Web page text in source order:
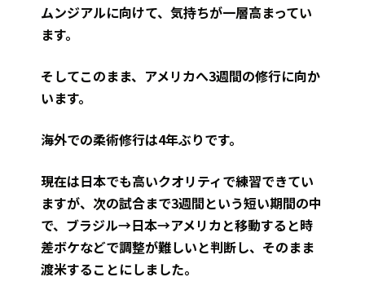
ムンジアルに向けて、気持ちが一層高まってい
ます。
そしてこのまま、アメリカへ3週間の修行に向か
います。
海外での柔術修行は4年ぶりです。
現在は日本でも高いクオリティで練習できてい
ますが、次の試合まで3週間という短い期間の中
で、ブラジル→日本→アメリカと移動すると時
差ボケなどで調整が難しいと判断し、そのまま
渡米することにしました。